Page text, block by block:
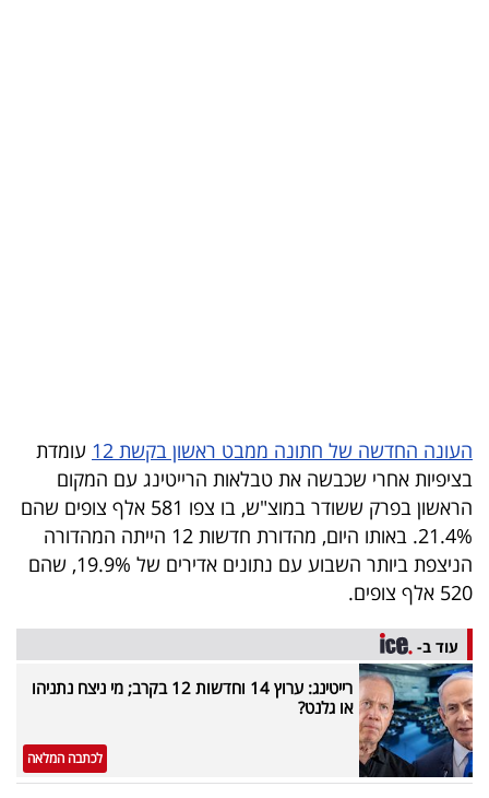
5
המילון
הכלכלי
פודקאסט
40
UNDER
40
שיתופי
העונה החדשה של חתונה ממבט ראשון בקשת 12
עומדת
בציפיות אחרי שכבשה את טבלאות הרייטינג עם המקום
הראשון בפרק ששודר במוצ"ש, בו צפו 581 אלף צופים שהם
21.4%. באותו היום, מהדורת חדשות 12 הייתה המהדורה
הניצפת ביותר השבוע עם נתונים אדירים של 19.9%, שהם
520 אלף צופים.
עוד ב-
רייטינג: ערוץ 14 וחדשות 12 בקרב; מי ניצח נתניהו
או גלנט?
לכתבה המלאה